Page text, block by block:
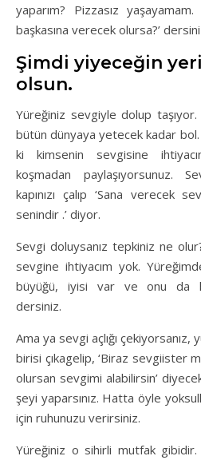
yaparım? Pizzasız
başkasına verecek olursa?’
Şimdi yiyeceğin
olsun.
Yüreğiniz sevgiyle dolup
bütün dünyaya yetecek kadar
ki kimsenin sevgisine
koşmadan paylaşıyorsunuz.
kapınızı çalıp ‘Sana verecek
senindir .’ diyor.
Sevgi doluysanız tepkiniz ne
sevgine ihtiyacım yok.
büyüğü, iyisi var ve onu da
dersiniz.
Ama ya sevgi açlığı
birisi çıkagelip, ‘Biraz sevgiister
olursan sevgimi alabilirsin’
şeyi yaparsınız. Hatta öyle
için ruhunuzu verirsiniz.
Yüreğiniz o sihirli mutfak gibidir.